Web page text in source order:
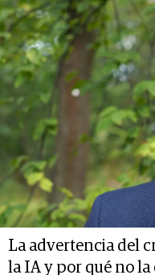
La advertencia del
la IA y por qué no